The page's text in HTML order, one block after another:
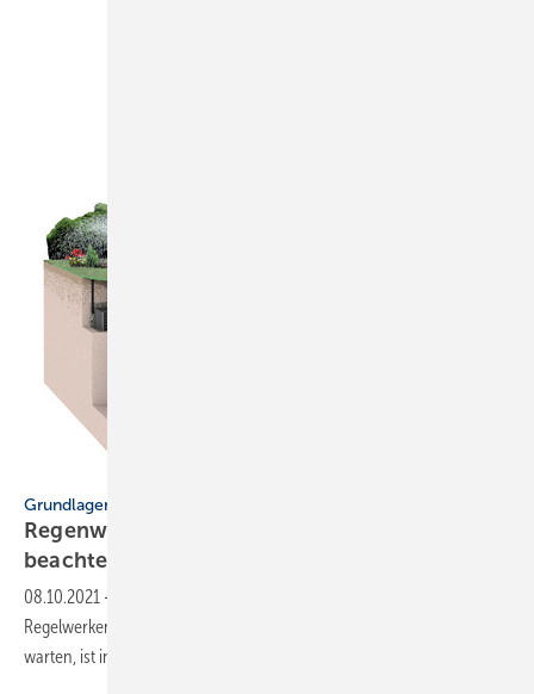
Grundlagen und Berechnungsbeispiele
Regenwassernutzungsanlagen: Das müssen Sie
beachten
08.10.2021 -
Regelwerken richtig planen, ausführen, in Betrieb nehmen und
warten, ist in diesem Beitrag